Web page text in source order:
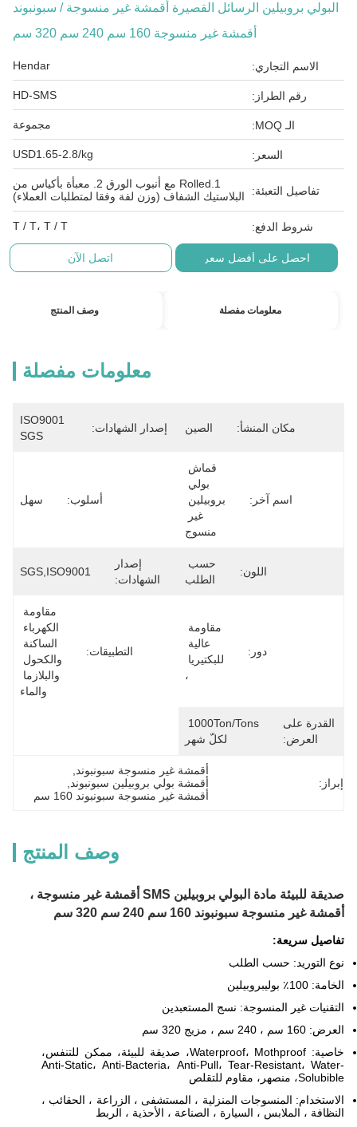
البولي بروبيلين الرسائل القصيرة أقمشة غير منسوجة / سبونبوند
أقمشة غير منسوجة 160 سم 240 سم 320 سم
الاسم التجاري: Hendar
رقم الطراز: HD-SMS
الـ MOQ: مجموعة
السعر: USD1.65-2.8/kg
تفاصيل التعبئة:
1.Rolled مع أنبوب الورق 2. معبأة بأكياس من
البلاستيك الشفاف (وزن لفة وفقا لمتطلبات العملاء)
شروط الدفع: T / T، T / T
احصل على أفضل سعر اتصل الآن
معلومات مفصلة وصف المنتج
معلومات مفصلة
مكان المنشأ: الصين إصدار الشهادات:
ISO9001
SGS
اسم آخر:
منسوج
أسلوب: سهل
اللون:
الطلب
إصدار
الشهادات:
SGS,ISO9001
دور:
،
التطبيقات:
والماء
القدرة على
العرض:
لكلّ شهر
إبراز:
أقمشة غير منسوجة سبونبوند
أقمشة بولي بروبيلين سبونبوند
أقمشة غير منسوجة سبونبوند 160 سم
وصف المنتج
صديقة للبيئة مادة البولي بروبيلين SMS أقمشة غير منسوجة ،
أقمشة غير منسوجة سبونبوند 160 سم 240 سم 320 سم
تفاصيل سريعة:
نوع التوريد: حسب الطلب
الخامة: 100٪ بوليبروبيلين
التقنيات غير المنسوجة: نسج المستعبدين
العرض: 160 سم ، 240 سم ، مزيج 320 سم
خاصية: Waterproof، Mothproof، صديقة للبيئة، ممكن للتنفس،
Anti-Static، Anti-Bacteria، Anti-Pull، Tear-Resistant، Water-
Solubible، منصهر، مقاوم للتقلص
الاستخدام: المنسوجات المنزلية ، المستشفى ، الزراعة ، الحقائب ،
النظافة ، الملابس ، السيارة ، الصناعة ، الأحذية ، الربط